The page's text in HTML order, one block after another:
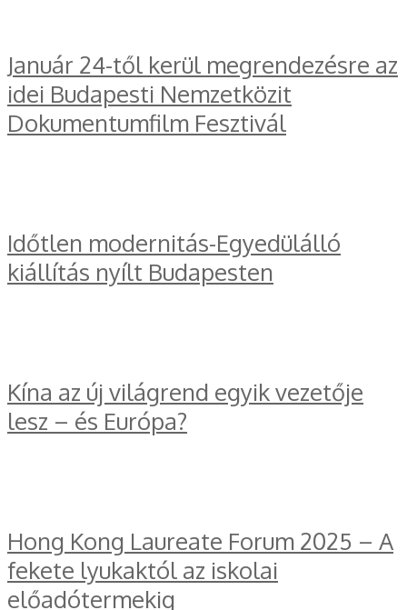
Január 24-től kerül megrendezésre az
idei Budapesti Nemzetközit
Dokumentumfilm Fesztivál
Időtlen modernitás-Egyedülálló
kiállítás nyílt Budapesten
Kína az új világrend egyik vezetője
lesz – és Európa?
Hong Kong Laureate Forum 2025 – A
fekete lyukaktól az iskolai
előadótermekig